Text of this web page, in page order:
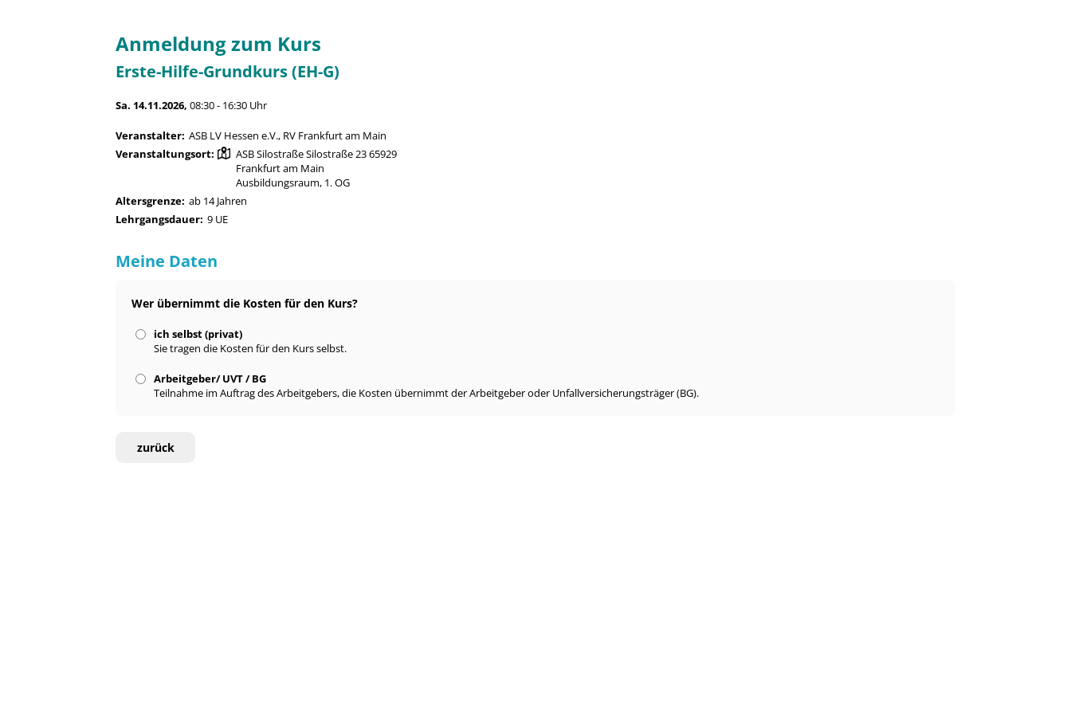
Anmeldung zum Kurs
Erste-Hilfe-Grundkurs (EH-G)
Sa. 14.11.2026,08:30 - 16:30 Uhr
Veranstalter: ASB LV Hessen e.V., RV Frankfurt am Main
Veranstaltungsort:
ASB Silostraße Silostraße 23 65929
Frankfurt am Main
Ausbildungsraum, 1. OG
Altersgrenze: ab 14 Jahren
Lehrgangsdauer: 9 UE
Meine Daten
Wer übernimmt die Kosten für den Kurs?
ich selbst (privat)
Sie tragen die Kosten für den Kurs selbst.
Arbeitgeber/ UVT / BG
Teilnahme im Auftrag des Arbeitgebers, die Kosten übernimmt der Arbeitgeber oder Unfallversicherungsträger (BG).
zurück